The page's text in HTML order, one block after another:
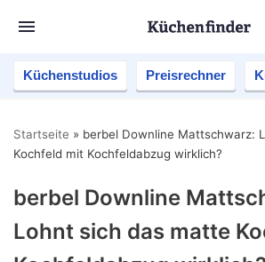
Küchenstudios Preisrechner
Startseite » berbel Downline Mattschwarz:
Kochfeld mit Kochfeldabzug wirklich?
berbel Downline
Lohnt sich das matte